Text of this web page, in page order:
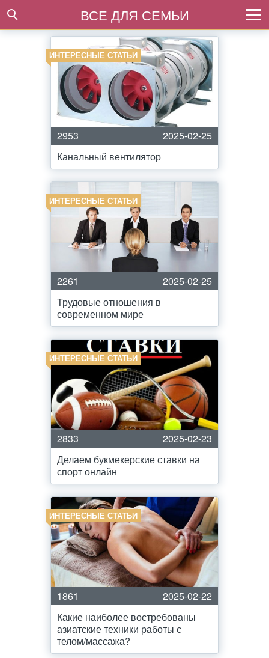
ВСЕ ДЛЯ СЕМЬИ
ИНТЕРЕСНЫЕ СТАТЬИ
2953
2025-02-25
Канальный вентилятор
ИНТЕРЕСНЫЕ СТАТЬИ
2261
2025-02-25
Трудовые отношения в
современном мире
ИНТЕРЕСНЫЕ СТАТЬИ
2833
2025-02-23
Делаем букмекерские ставки на
спорт онлайн
ИНТЕРЕСНЫЕ СТАТЬИ
1861
2025-02-22
Какие наиболее востребованы
азиатские техники работы с
телом/массажа?